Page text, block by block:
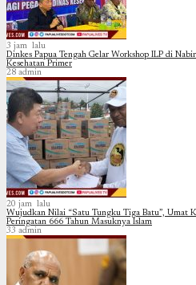
3 jam lalu
Dinkes Papua Tengah Gelar Workshop ILP di
Kesehatan Primer
28 admin
20 jam lalu
Wujudkan Nilai “Satu Tungku Tiga Batu”, Umat
Peringatan 666 Tahun Masuknya Islam
33 admin